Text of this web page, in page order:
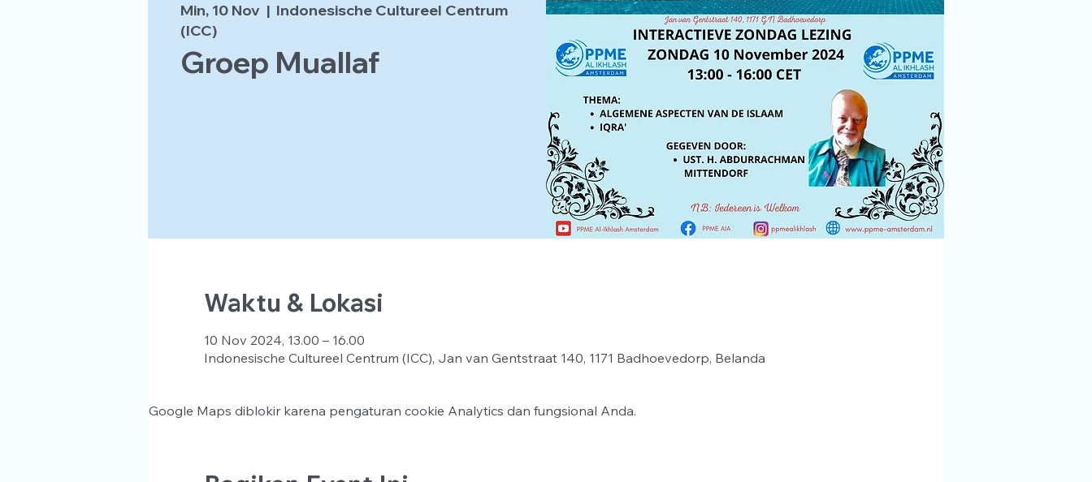
Min, 10 Nov
  |
Indonesische Cultureel Centrum
(ICC)
Groep Muallaf
Waktu & Lokasi
10 Nov 2024, 13.00 – 16.00
Indonesische Cultureel Centrum (ICC), Jan van Gentstraat 140, 1171 Badhoevedorp, Belanda
Google Maps diblokir karena pengaturan cookie Analytics dan fungsional Anda.